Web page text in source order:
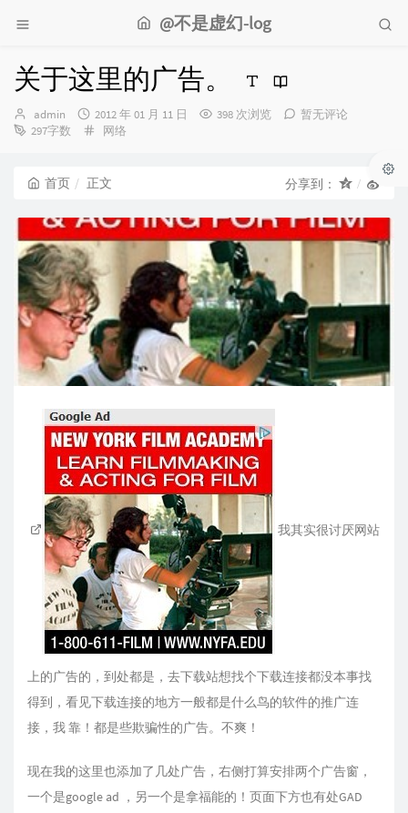
@不是虚幻-log
关于这里的广告。
博
主：
admin
发
布
2012 年 01 月 11 日 398 次浏览
暂无评论
297字数
分
网络
首页 正文 分享到：
我其实很讨厌网站
上的广告的，到处都是，去下载站想找个下载连接都没本事找
得到，看见下载连接的地方一般都是什么鸟的软件的推广连
接，我 靠！都是些欺骗性的广告。不爽！
现在我的这里也添加了几处广告，右侧打算安排两个广告窗，
一个是google ad ，另一个是拿福能的！页面下方也有处GAD